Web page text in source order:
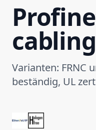
Varianten: FRNC
beständig, UL